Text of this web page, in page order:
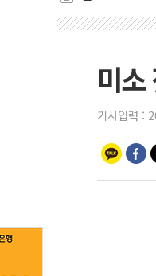
미소
기사입력 :